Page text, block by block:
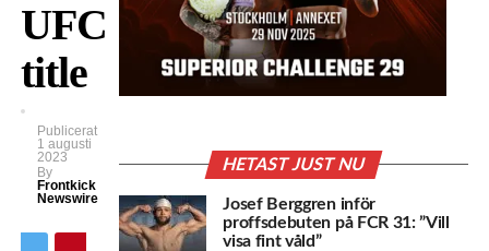
UFC
title
Publicerat
1 augusti
2023
By
Frontkick
Newswire
HETAST JUST NU
Josef Berggren inför
proffsdebuten på FCR 31: ”Vill
visa fint våld”